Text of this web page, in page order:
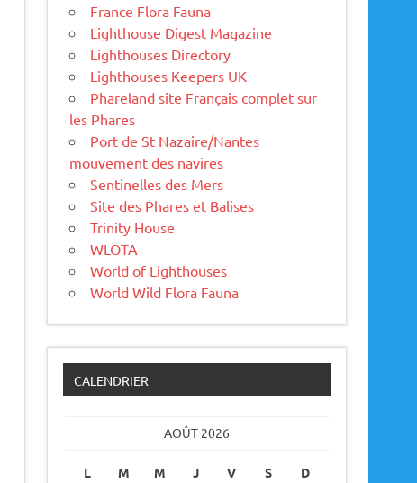
France Flora Fauna
Lighthouse Digest Magazine
Lighthouses Directory
Lighthouses Keepers UK
Phareland site Français complet sur
les Phares
Port de St Nazaire/Nantes
mouvement des navires
Sentinelles des Mers
Site des Phares et Balises
Trinity House
WLOTA
World of Lighthouses
World Wild Flora Fauna
CALENDRIER
AOÛT 2026
L M M J V S D